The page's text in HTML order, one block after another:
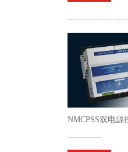
NMCPSS双电源
开关一体式